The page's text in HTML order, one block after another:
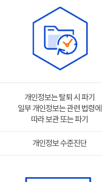
개인정보는 탈퇴 시 파기
일부 개인정보는 관련 법령에
따라 보관 또는 파기
개인정보 수준진단